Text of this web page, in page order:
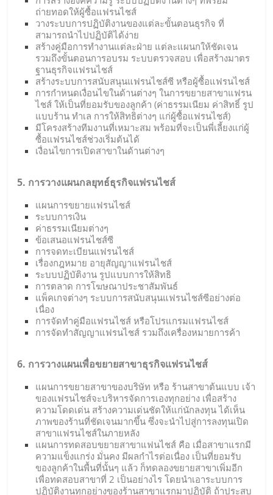
ถ่ายทอดให้ผู้ซื้อแฟรนไชส์
วางระบบการปฏิบัติงานของแต่ละขั้นตอนธุรกิจ ที่
สามารถนำไปปฏิบัติได้ง่าย
สร้างคู่มือการทำงานแต่ละฝ่าย แต่ละแผนกให้ชัดเจน
รวมถึงขั้นตอนการอบรม ระบบตรวจสอบ เพื่อสร้างมาตร
ฐานธุรกิจแฟรนไชส์
สร้างระบบการสนับสนุนแฟรนไชส์ซี หรือผู้ซื้อแฟรนไชส์
การกำหนดเงื่อนไขในด้านต่างๆ ในการขยายสาขาแฟรน
ไชส์ ให้เป็นที่ยอมรับของลูกค้า (ค่าธรรมเนียม ค่าสิทธิ์ รูป
แบบร้าน ทำเล การให้สิทธิต่างๆ แก่ผู้ซื้อแฟรนไชส์)
มีโครงสร้างทีมงานที่เหมาะสม พร้อมที่จะเป็นพี่เลี้ยงแก่ผู้
ซื้อแฟรนไชส์ช่วงเริ่มต้นได้
เงื่อนไขการเปิดสาขาในด้านต่างๆ
5. การวางแผนกลยุทธ์ธุรกิจแฟรนไชส์
แผนการขยายแฟรนไชส์
ระบบการเงิน
ค่าธรรมเนียมต่างๆ
ข้อเสนอแฟรนไชส์ซี
การจดทะเบียนแฟรนไชส์
เรื่องกฎหมาย อายุสัญญาแฟรนไชส์
ระบบปฏิบัติงาน รูปแบบการให้สิทธิ
การตลาด การโฆษณาประชาสัมพันธ์
แพ็คเกจต่างๆ ระบบการสนับสนุนแฟรนไชส์ซีอย่างต่อ
เนื่อง
การจัดทำคู่มือแฟรนไชส์ หรือโปรแกรมแฟรนไชส์
การจัดทำสัญญาแฟรนไชส์ รวมถึงเครื่องหมายการค้า
6. การวางแผนเพื่อขยายสาขาธุรกิจแฟรนไชส์
แผนการขยายสาขาของบริษัท หรือ ร้านสาขาต้นแบบ เจ้า
ของแฟรนไชส์จะบริหารจัดการเองทุกอย่าง เพื่อสร้าง
ความโดดเด่น สร้างความเด่นชัดให้แก่นักลงทุน ได้เห็น
ภาพของร้านที่ชัดเจนมากขึ้น ซึ่งจะนำไปสู่การลงทุนเปิด
สาขาแฟรนไชส์ในภายหลัง
แผนการทดสอบขยายสาขาแฟนไชส์ คือ เมื่อสาขาแรกมี
ความแข็งแกร่ง มั่นคง มีผลกำไรต่อเนื่อง เป็นที่ยอมรับ
ของลูกค้าในพื้นที่นั้นๆ แล้ว ก็ทดลองขยายสาขาเพิ่มอีก
เพื่อทดสอบสาขาที่ 2 เป็นอย่างไร โดยนำเอาระบบการ
ปฏิบัติงานทุกอย่างของร้านสาขาแรกมาปฏิบัติ ถ้าประสบ